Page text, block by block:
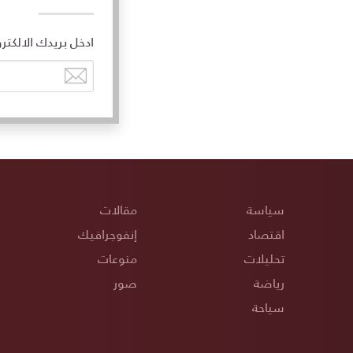
ادخل بريدك
سياسة
اقتصاد
تحليلات
رياضة
سياحة
مقالات
إنفوجرافيك
منوعات
صور